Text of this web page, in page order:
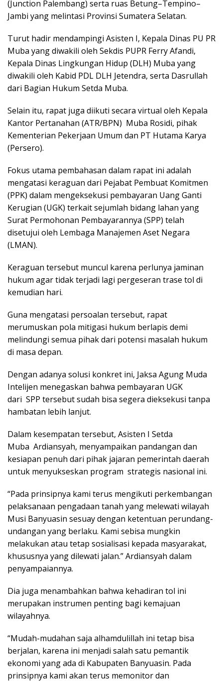
(Junction Palembang) serta ruas Betung–Tempino–
Jambi yang melintasi Provinsi Sumatera Selatan.
Turut hadir mendampingi Asisten I, Kepala Dinas PU PR
Muba yang diwakili oleh Sekdis PUPR Ferry Afandi,
Kepala Dinas Lingkungan Hidup (DLH) Muba yang
diwakili oleh Kabid PDL DLH Jetendra, serta Dasrullah
dari Bagian Hukum Setda Muba.
Selain itu, rapat juga diikuti secara virtual oleh Kepala
Kantor Pertanahan (ATR/BPN) Muba Rosidi, pihak
Kementerian Pekerjaan Umum dan PT Hutama Karya
(Persero).
Fokus utama pembahasan dalam rapat ini adalah
mengatasi keraguan dari Pejabat Pembuat Komitmen
(PPK) dalam mengeksekusi pembayaran Uang Ganti
Kerugian (UGK) terkait sejumlah bidang lahan yang
Surat Permohonan Pembayarannya (SPP) telah
disetujui oleh Lembaga Manajemen Aset Negara
(LMAN).
Keraguan tersebut muncul karena perlunya jaminan
hukum agar tidak terjadi lagi pergeseran trase tol di
kemudian hari.
Guna mengatasi persoalan tersebut, rapat
merumuskan pola mitigasi hukum berlapis demi
melindungi semua pihak dari potensi masalah hukum
di masa depan.
Dengan adanya solusi konkret ini, Jaksa Agung Muda
Intelijen menegaskan bahwa pembayaran UGK
dari SPP tersebut sudah bisa segera dieksekusi tanpa
hambatan lebih lanjut.
Dalam kesempatan tersebut, Asisten I Setda
Muba Ardiansyah, menyampaikan pandangan dan
kesiapan penuh dari pihak jajaran pemerintah daerah
untuk menyukseskan program strategis nasional ini.
“Pada prinsipnya kami terus mengikuti perkembangan
pelaksanaan pengadaan tanah yang melewati wilayah
Musi Banyuasin sesuay dengan ketentuan perundang-
undangan yang berlaku. Kami sebisa mungkin
melakukan atau tetap sosialisasi kepada masyarakat,
khususnya yang dilewati jalan.” Ardiansyah dalam
penyampaiannya.
Dia juga menambahkan bahwa kehadiran tol ini
merupakan instrumen penting bagi kemajuan
wilayahnya.
“Mudah-mudahan saja alhamdulillah ini tetap bisa
berjalan, karena ini menjadi salah satu pemantik
ekonomi yang ada di Kabupaten Banyuasin. Pada
prinsipnya kami akan terus memonitor dan